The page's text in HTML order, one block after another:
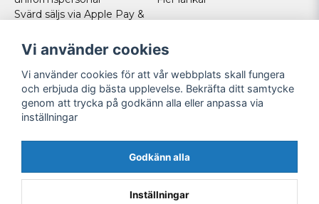
Svärd säljs via Apple Pay &
Norska kunder
Cookies
FÖLJ OSS
Facebook
Instagram
Youtube
Vi använder cookies
Vi använder cookies för att vår webbplats skall fungera
och erbjuda dig bästa upplevelse. Bekräfta ditt samtycke
genom att trycka på godkänn alla eller anpassa via
inställningar
Godkänn alla
Inställningar